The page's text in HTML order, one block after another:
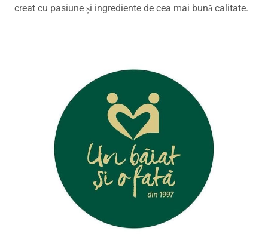
creat cu pasiune și ingrediente de cea mai bună calitate.